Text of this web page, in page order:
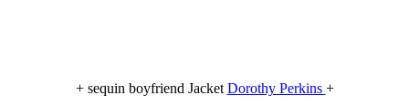
+ sequin boyfriend Jacket Dorothy Perkins +